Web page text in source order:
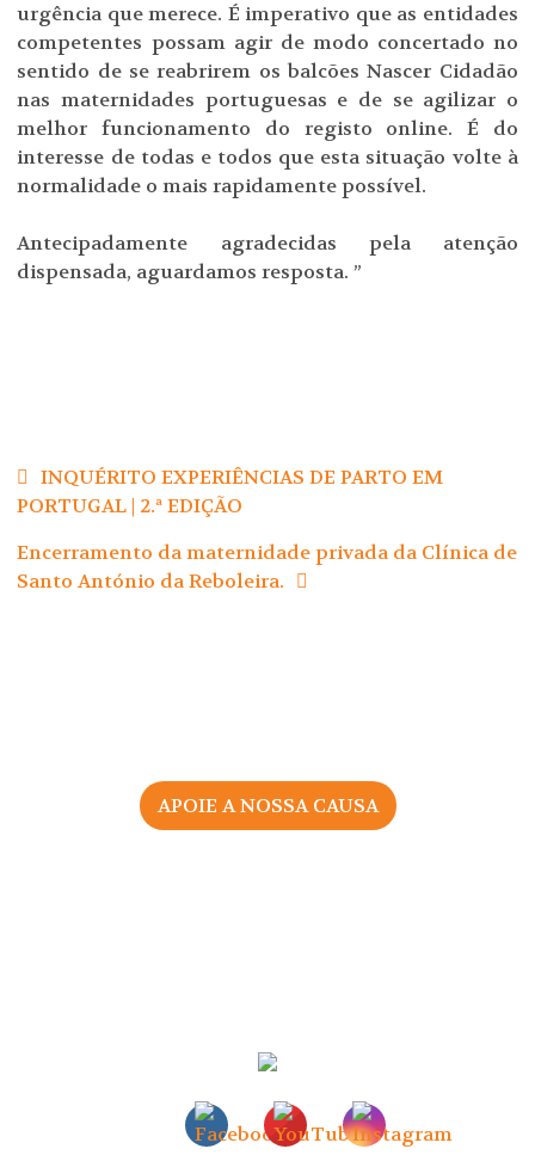
urgência que merece. É imperativo que as entidades
competentes possam agir de modo concertado no
sentido de se reabrirem os balcões Nascer Cidadão
nas maternidades portuguesas e de se agilizar o
melhor funcionamento do registo online. É do
interesse de todas e todos que esta situação volte à
normalidade o mais rapidamente possível.
Antecipadamente agradecidas pela atenção
dispensada, aguardamos resposta. ”
de
artigos
INQUÉRITO EXPERIÊNCIAS DE PARTO EM
PORTUGAL | 2.ª EDIÇÃO
Encerramento da maternidade privada da Clínica de
Santo António da Reboleira.
APOIE A NOSSA CAUSA